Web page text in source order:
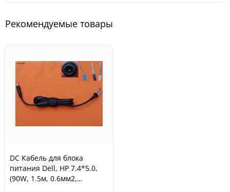
Рекомендуемые товары
DC Кабель для блока
питания Dell, HP 7.4*5.0,
(90W, 1.5м, 0.6мм2,